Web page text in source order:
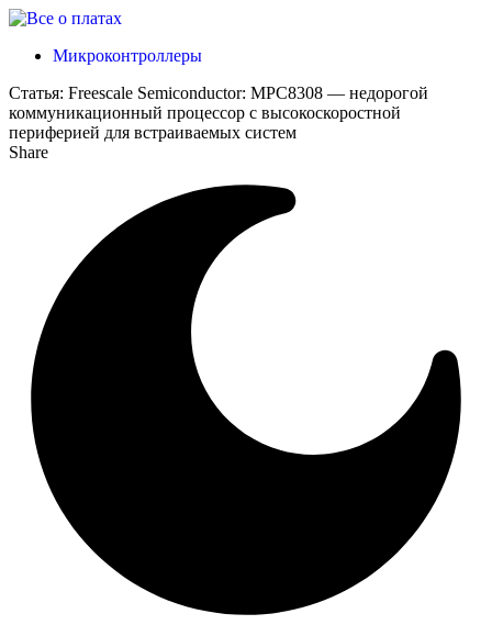
Микроконтроллеры
Статья: Freescale Semiconductor: MPC8308 — недорогой
коммуникационный процессор с высокоскоростной
периферией для встраиваемых систем
Share